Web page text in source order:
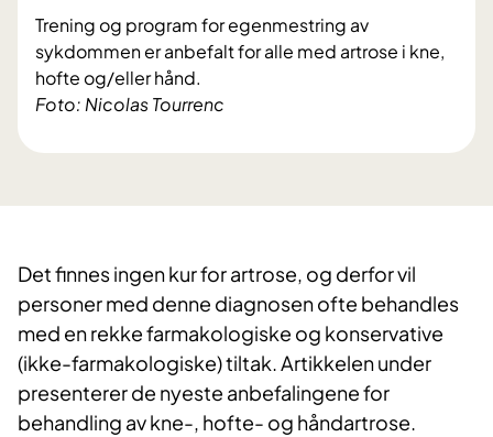
Foto: Nicolas Tourrenc
Trening og program for egenmestring av
sykdommen er anbefalt for alle med artrose i kne,
hofte og/eller hånd.
​Det finnes ingen kur for artrose, og derfor vil
personer med denne diagnosen ofte behandles
med en rekke farmakologiske og konservative
(ikke-farmakologiske) tiltak. Artikkelen under
presenterer de nyeste anbefalingene for
behandling av kne-, hofte- og håndartrose.